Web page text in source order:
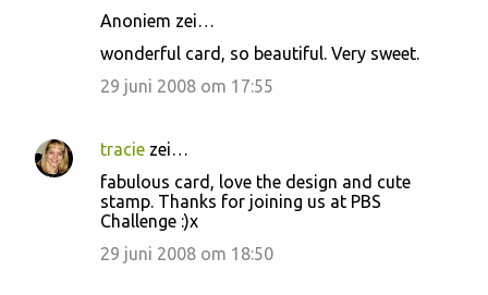
Anoniem zei…
wonderful card, so beautiful. Very sweet.
29 juni 2008 om 17:55
tracie zei…
fabulous card, love the design and cute
stamp. Thanks for joining us at PBS
Challenge :)x
29 juni 2008 om 18:50